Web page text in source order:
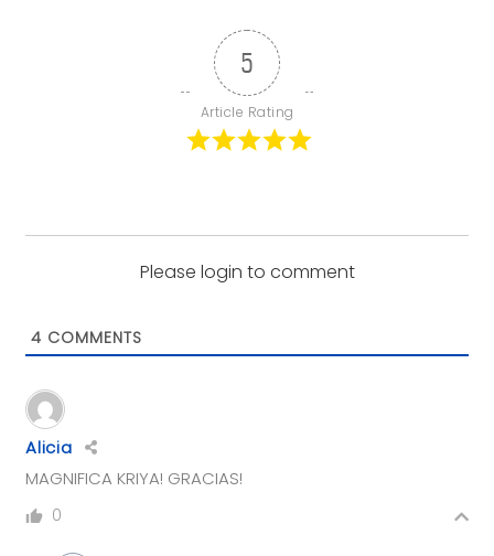
5
Article Rating
Please login to comment
4 COMMENTS
Alicia
MAGNIFICA KRIYA! GRACIAS!
0